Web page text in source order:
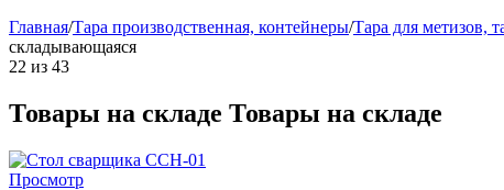
Главная/Тара производственная, контейнеры/Тара для метизов,
складывающаяся
22 из 43
Товары на складе Товары на складе
Просмотр